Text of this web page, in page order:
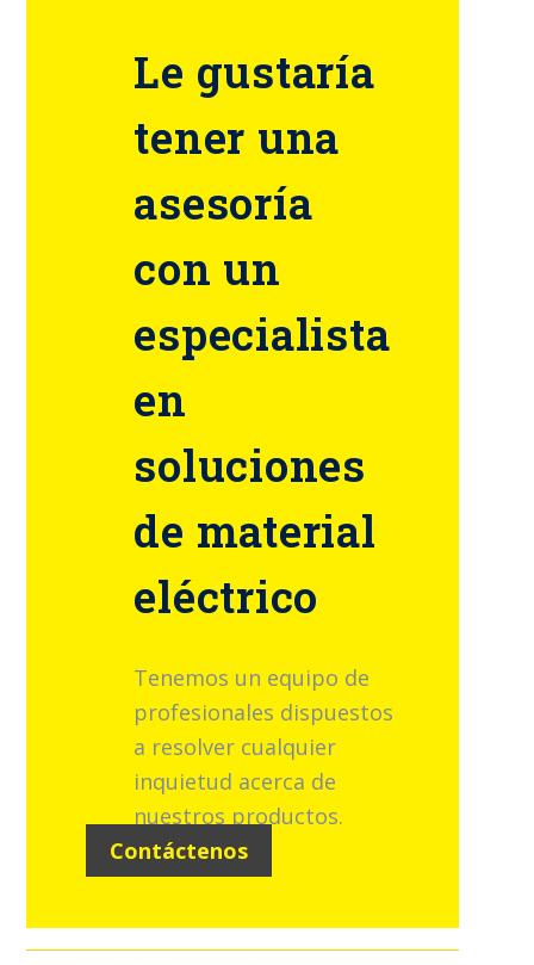
Le gustaría
tener una
asesoría
con un
especialista
en
soluciones
de material
eléctrico
Tenemos un equipo de
profesionales dispuestos
a resolver cualquier
inquietud acerca de
nuestros productos.
Contáctenos